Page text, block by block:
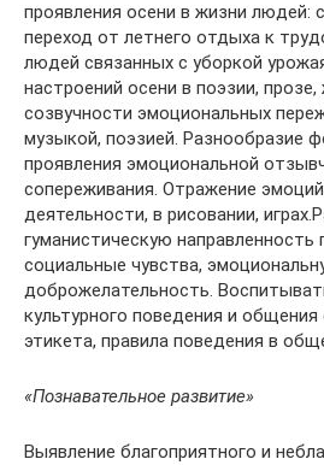
проявления осени в жизни людей:
переход от летнего отдыха к
людей связанных с уборкой
настроений осени в поэзии,
созвучности эмоциональных
музыкой, поэзией. Разнообразие
проявления эмоциональной
сопереживания. Отражение
деятельности, в рисовании,
гуманистическую направленность
социальные чувства,
доброжелательность.
культурного поведения и
этикета, правила поведения в
«Познавательное развитие»
Выявление благоприятного и